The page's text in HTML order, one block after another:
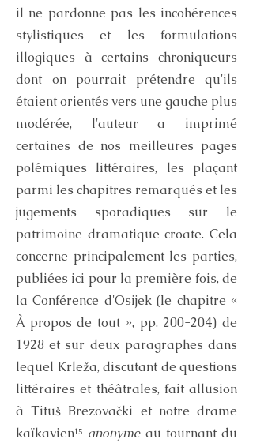
il ne pardonne pas les incohérences
stylistiques et les formulations
illogiques à certains chroniqueurs
dont on pourrait prétendre qu'ils
étaient orientés vers une gauche plus
modérée, l'auteur a imprimé
certaines de nos meilleures pages
polémiques littéraires, les plaçant
parmi les chapitres remarqués et les
jugements sporadiques sur le
patrimoine dramatique croate. Cela
concerne principalement les parties,
publiées ici pour la première fois, de
la Conférence d'Osijek (le chapitre «
À propos de tout », pp. 200-204) de
1928 et sur deux paragraphes dans
lequel Krleža, discutant de questions
littéraires et théâtrales, fait allusion
à Tituš Brezovački et notre drame
kaïkavien¹⁵ anonyme au tournant du